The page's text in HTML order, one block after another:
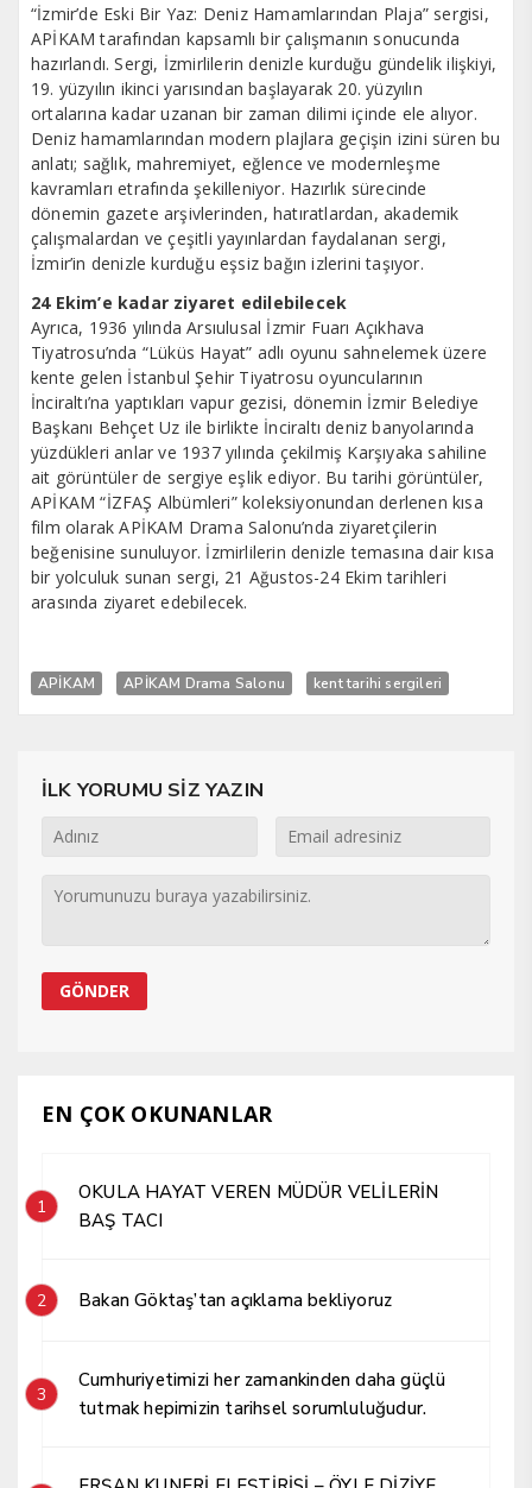
“İzmir’de Eski Bir Yaz: Deniz Hamamlarından Plaja” sergisi,
APİKAM tarafından kapsamlı bir çalışmanın sonucunda
hazırlandı. Sergi, İzmirlilerin denizle kurduğu gündelik ilişkiyi,
19. yüzyılın ikinci yarısından başlayarak 20. yüzyılın
ortalarına kadar uzanan bir zaman dilimi içinde ele alıyor.
Deniz hamamlarından modern plajlara geçişin izini süren bu
anlatı; sağlık, mahremiyet, eğlence ve modernleşme
kavramları etrafında şekilleniyor. Hazırlık sürecinde
dönemin gazete arşivlerinden, hatıratlardan, akademik
çalışmalardan ve çeşitli yayınlardan faydalanan sergi,
İzmir’in denizle kurduğu eşsiz bağın izlerini taşıyor.
24 Ekim’e kadar ziyaret edilebilecek
Ayrıca, 1936 yılında Arsıulusal İzmir Fuarı Açıkhava
Tiyatrosu’nda “Lüküs Hayat” adlı oyunu sahnelemek üzere
kente gelen İstanbul Şehir Tiyatrosu oyuncularının
İnciraltı’na yaptıkları vapur gezisi, dönemin İzmir Belediye
Başkanı Behçet Uz ile birlikte İnciraltı deniz banyolarında
yüzdükleri anlar ve 1937 yılında çekilmiş Karşıyaka sahiline
ait görüntüler de sergiye eşlik ediyor. Bu tarihi görüntüler,
APİKAM “İZFAŞ Albümleri” koleksiyonundan derlenen kısa
film olarak APİKAM Drama Salonu’nda ziyaretçilerin
beğenisine sunuluyor. İzmirlilerin denizle temasına dair kısa
bir yolculuk sunan sergi, 21 Ağustos-24 Ekim tarihleri
arasında ziyaret edebilecek.
APİKAM APİKAM Drama Salonu kent tarihi sergileri
İLK YORUMU SİZ YAZIN
EN ÇOK OKUNANLAR
1
OKULA HAYAT VEREN MÜDÜR VELİLERİN
BAŞ TACI
2 Bakan Göktaş’tan açıklama bekliyoruz
3
Cumhuriyetimizi her zamankinden daha güçlü
tutmak hepimizin tarihsel sorumluluğudur.